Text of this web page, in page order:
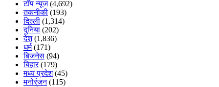
टॉप न्यूज(4,692)
तकनीकी (193)
दिल्ली (1,314)
दुनिया (202)
देश(1,836)
धर्म(171)
बिजनेस (94)
बिहार(179)
मध्य प्रदेश(45)
मनोरंजन(115)